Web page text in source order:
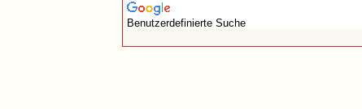
Benutzerdefinierte Suche